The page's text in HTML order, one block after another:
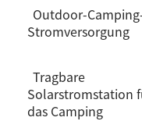
Outdoor-
Stromversorgung
Tragbare
Solarstromstation
das Camping